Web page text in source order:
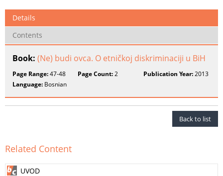
Details
Contents
Book: (Ne) budi ovca. O etničkoj diskriminaciji u BiH
Page Range:47-48 Page Count:2 Publication Year:2013
Language: Bosnian
Back to list
Related Content
UVOD